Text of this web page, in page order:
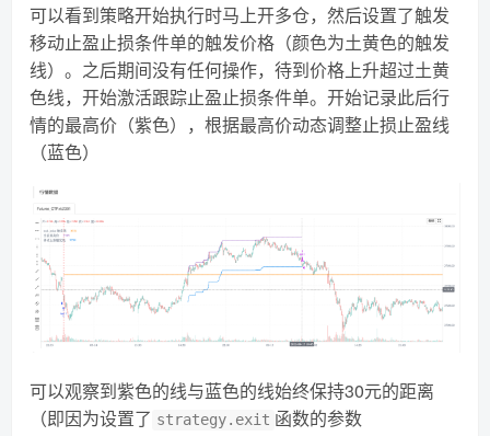
可以看到策略开始执行时马上开多仓，然后设置了触发
移动止盈止损条件单的触发价格（颜色为土黄色的触发
线）。之后期间没有任何操作，待到价格上升超过土黄
色线，开始激活跟踪止盈止损条件单。开始记录此后行
情的最高价（紫色），根据最高价动态调整止损止盈线
（蓝色）
可以观察到紫色的线与蓝色的线始终保持30元的距离
（即因为设置了 strategy.exit 函数的参数